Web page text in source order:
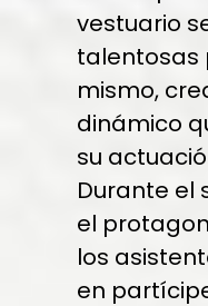
vestuario
talentosas
mismo,
dinámico
su
Durante el
el
los
en